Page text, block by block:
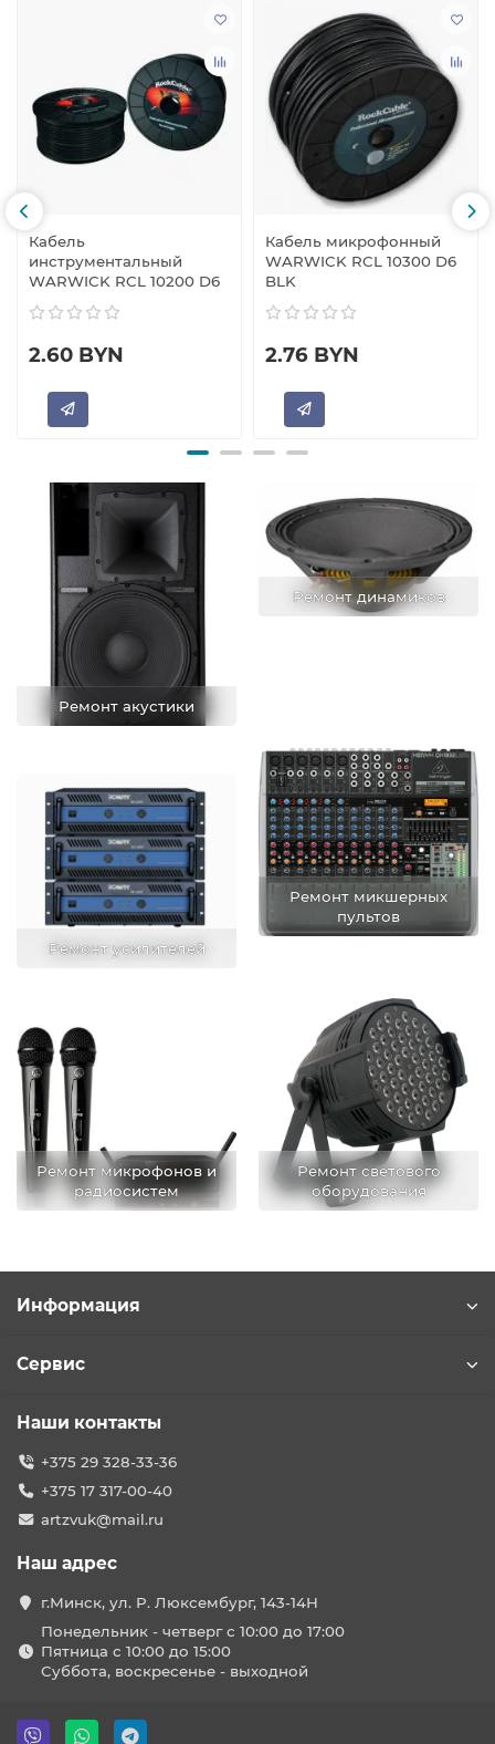
Кабель
инструментальный
WARWICK RCL 10200 D6
2.60 BYN
Кабель микрофонный
WARWICK RCL 10300 D6
BLK
2.76 BYN
Ремонт акустики
Ремонт динамиков
Ремонт усилителей
Ремонт микшерных
пультов
Ремонт микрофонов и
радиосистем
Ремонт светового
оборудования
Информация
Сервис
Наши контакты
+375 29 328-33-36
+375 17 317-00-40
artzvuk@mail.ru
Наш адрес
г.Минск, ул. Р. Люксембург, 143-14Н
Понедельник - четверг с 10:00 до 17:00
Пятница с 10:00 до 15:00
Суббота, воскресенье - выходной